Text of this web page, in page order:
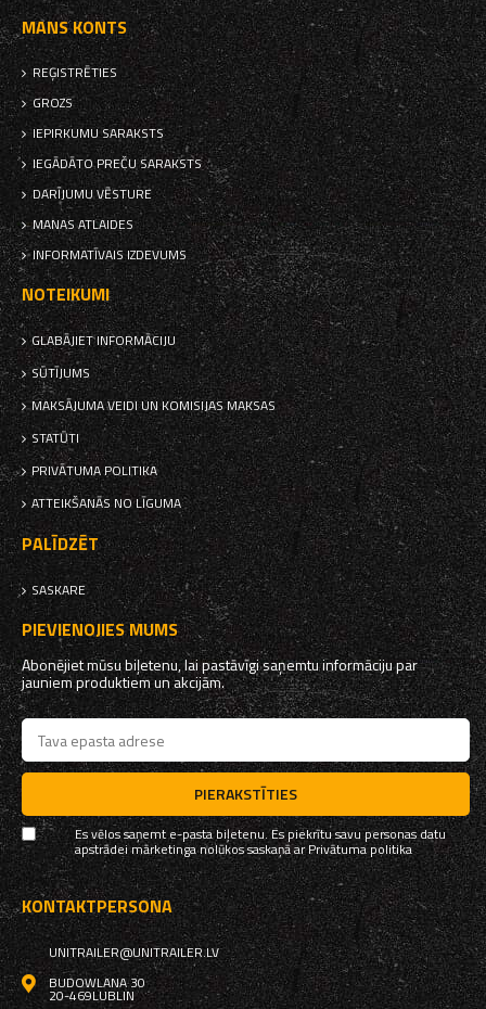
MANS KONTS
REĢISTRĒTIES
GROZS
IEPIRKUMU SARAKSTS
IEGĀDĀTO PREČU SARAKSTS
DARĪJUMU VĒSTURE
MANAS ATLAIDES
INFORMATĪVAIS IZDEVUMS
NOTEIKUMI
GLABĀJIET INFORMĀCIJU
SŪTĪJUMS
MAKSĀJUMA VEIDI UN KOMISIJAS MAKSAS
STATŪTI
PRIVĀTUMA POLITIKA
ATTEIKŠANĀS NO LĪGUMA
PALĪDZĒT
SASKARE
PIEVIENOJIES MUMS
Abonējiet mūsu biļetenu, lai pastāvīgi saņemtu informāciju par
jauniem produktiem un akcijām.
PIERAKSTĪTIES
Es vēlos saņemt e-pasta biļetenu. Es piekrītu savu personas datu
apstrādei mārketinga nolūkos saskaņā arPrivātuma politika
KONTAKTPERSONA
UNITRAILER@UNITRAILER.LV
BUDOWLANA 30
20-469LUBLIN